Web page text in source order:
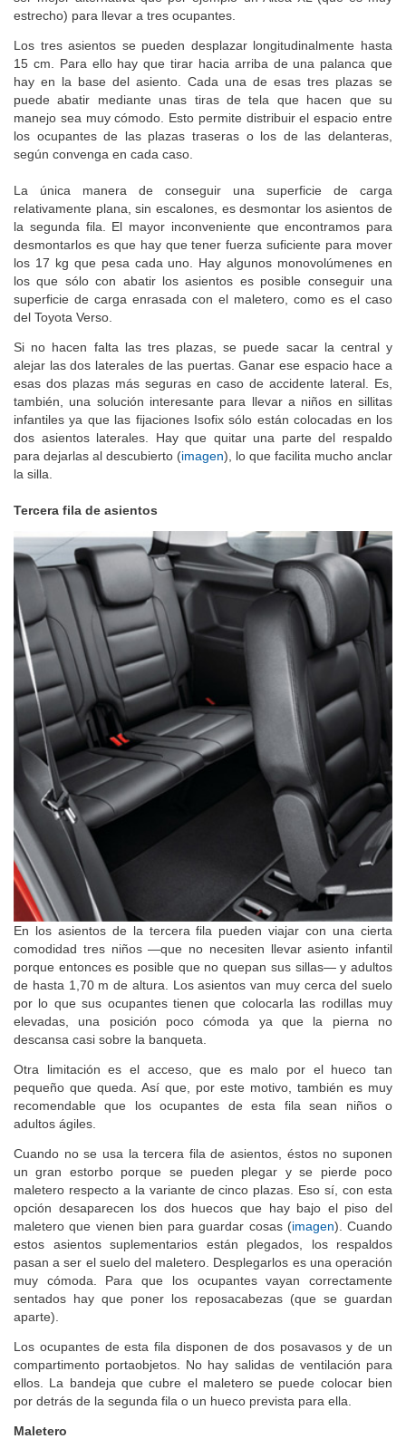
estrecho) para llevar a tres ocupantes.
Los tres asientos se pueden desplazar longitudinalmente hasta
15 cm. Para ello hay que tirar hacia arriba de una palanca que
hay en la base del asiento. Cada una de esas tres plazas se
puede abatir mediante unas tiras de tela que hacen que su
manejo sea muy cómodo. Esto permite distribuir el espacio entre
los ocupantes de las plazas traseras o los de las delanteras,
según convenga en cada caso.
La única manera de conseguir una superficie de carga
relativamente plana, sin escalones, es desmontar los asientos de
la segunda fila. El mayor inconveniente que encontramos para
desmontarlos es que hay que tener fuerza suficiente para mover
los 17 kg que pesa cada uno. Hay algunos monovolúmenes en
los que sólo con abatir los asientos es posible conseguir una
superficie de carga enrasada con el maletero, como es el caso
del Toyota Verso.
Si no hacen falta las tres plazas, se puede sacar la central y
alejar las dos laterales de las puertas. Ganar ese espacio hace a
esas dos plazas más seguras en caso de accidente lateral. Es,
también, una solución interesante para llevar a niños en sillitas
infantiles ya que las fijaciones Isofix sólo están colocadas en los
dos asientos laterales. Hay que quitar una parte del respaldo
para dejarlas al descubierto (imagen), lo que facilita mucho anclar
la silla.
Tercera fila de asientos
En los asientos de la tercera fila pueden viajar con una cierta
comodidad tres niños —que no necesiten llevar asiento infantil
porque entonces es posible que no quepan sus sillas— y adultos
de hasta 1,70 m de altura. Los asientos van muy cerca del suelo
por lo que sus ocupantes tienen que colocarla las rodillas muy
elevadas, una posición poco cómoda ya que la pierna no
descansa casi sobre la banqueta.
Otra limitación es el acceso, que es malo por el hueco tan
pequeño que queda. Así que, por este motivo, también es muy
recomendable que los ocupantes de esta fila sean niños o
adultos ágiles.
Cuando no se usa la tercera fila de asientos, éstos no suponen
un gran estorbo porque se pueden plegar y se pierde poco
maletero respecto a la variante de cinco plazas. Eso sí, con esta
opción desaparecen los dos huecos que hay bajo el piso del
maletero que vienen bien para guardar cosas (imagen). Cuando
estos asientos suplementarios están plegados, los respaldos
pasan a ser el suelo del maletero. Desplegarlos es una operación
muy cómoda. Para que los ocupantes vayan correctamente
sentados hay que poner los reposacabezas (que se guardan
aparte).
Los ocupantes de esta fila disponen de dos posavasos y de un
compartimento portaobjetos. No hay salidas de ventilación para
ellos. La bandeja que cubre el maletero se puede colocar bien
por detrás de la segunda fila o un hueco prevista para ella.
Maletero